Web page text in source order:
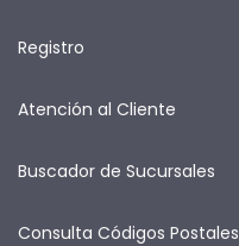
Registro
Atención al Cliente
Buscador de Sucursales
Consulta Códigos Postales